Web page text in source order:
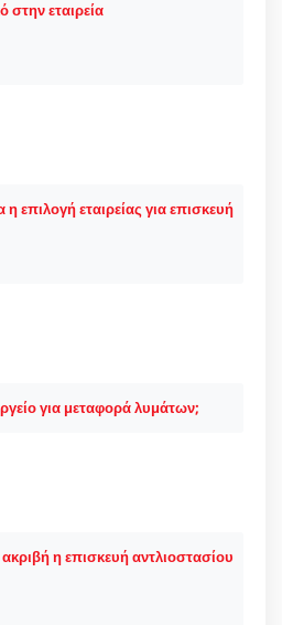
στην εταιρεία
επιλογή εταιρείας για επισκευή
για μεταφορά λυμάτων;
ακριβή η επισκευή αντλιοστασίου